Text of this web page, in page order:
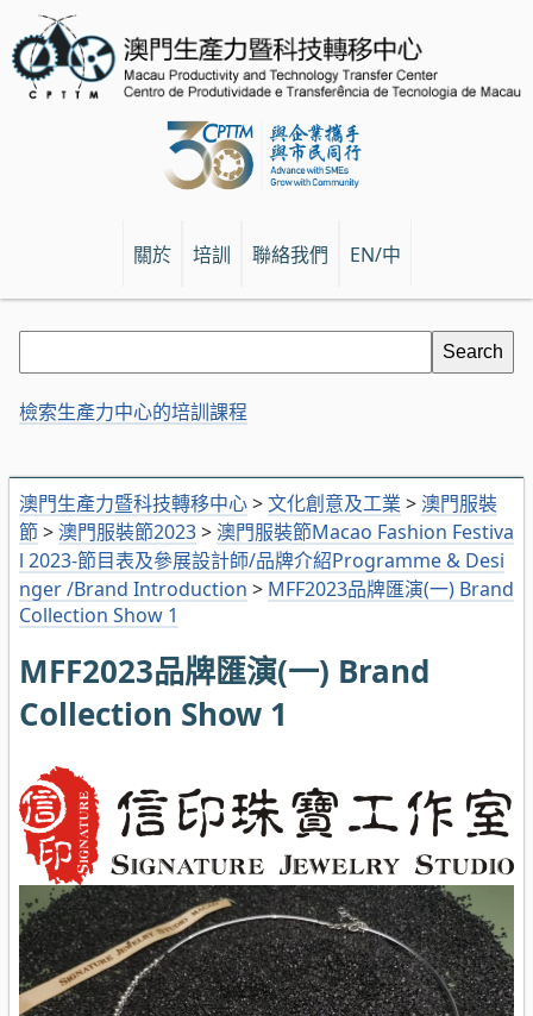
關於 培訓 聯絡我們 EN/中
澳門生產力暨科技轉移中心>文化創意及工業 > 澳門服裝
節> 澳門服裝節2023> 澳門服裝節Macao Fashion Festiva
l 2023-節目表及參展設計師/品牌介紹Programme & Desi
nger /Brand Introduction > MFF2023品牌匯演(一) Brand
Collection Show 1
MFF2023品牌匯演(一) Brand
Collection Show 1
檢索生產力中心的培訓課程